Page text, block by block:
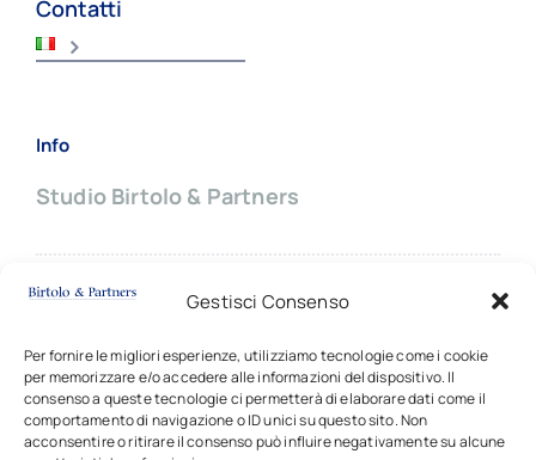
Gestisci Consenso
Per fornire le migliori esperienze, utilizziamo tecnologie come i cookie
per memorizzare e/o accedere alle informazioni del dispositivo. Il
consenso a queste tecnologie ci permetterà di elaborare dati come il
comportamento di navigazione o ID unici su questo sito. Non
acconsentire o ritirare il consenso può influire negativamente su alcune
Contatti
Info
Studio Birtolo & Partners
Sede principale:
20124 MILANO (Italy)
✆ +3902 66703714 |✉contatti